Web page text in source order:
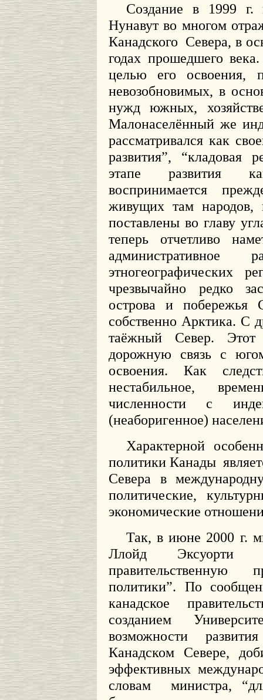
Создание в 1999 г.
Нунавут во многом
Канадского Севера, в
годах прошедшего
целью его освоения,
невозобновимых, в
нужд южных,
Малонаселённый же
рассматривался как
развития”,
этапе развития
воспринимается
живущих там народов,
поставлены во главу
теперь отчетливо
административное
этногеографических
чрезвычайно редко
острова и побережья
собственно Арктика. С
таёжный Север. Этот
дорожную связь с
освоения. Как
нестабильное,
численности с
(неаборигенное)
Характерной
политики Канады
Севера в
политические,
экономические
Так, в июне 2000 г.
Ллойд Эксуорти
правительственную
политики”. По
канадское
созданием
возможности
Канадском Севере,
эффективных
словам
министра,